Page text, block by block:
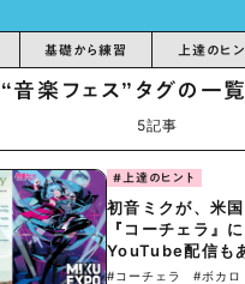
基礎から練習 上達のヒン
“音楽フェス”タグの一
5記事
#上達のヒント
初音ミクが、米
『コーチェラ』
YouTube配信も
#コーチェラ #ボカロ